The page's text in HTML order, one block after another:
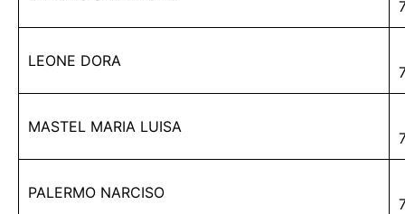
LEONE DORA
MASTEL MARIA LUISA
PALERMO NARCISO